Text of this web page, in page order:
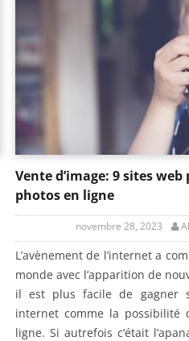
Vente d’image: 9 sites
photos en ligne
novembre 28, 2023
L’avènement de l’internet a
monde avec l’apparition de
il est plus facile de gagner
internet comme la possibilité
ligne. Si autrefois c’était